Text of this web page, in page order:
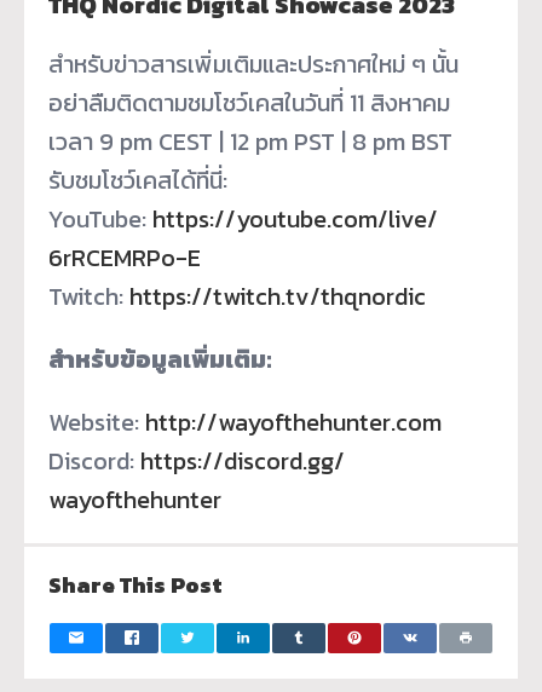
สำหรับข่าวสารเพิ่มเติมและประกาศใหม่ ๆ นั้น
อย่าลืมติดตามชมโชว์เคสในวันที่ 11 สิงหาคม
เวลา 9 pm CEST | 12 pm PST | 8 pm BST
รับชมโชว์เคสได้ที่นี่:
YouTube: https://youtube.com/live/
6rRCEMRPo-E
Twitch: https://twitch.tv/thqnordic
สำหรับข้อมูลเพิ่มเติม:
Website: http://wayofthehunter.com
Discord: https://discord.gg/
wayofthehunter
Share This Post